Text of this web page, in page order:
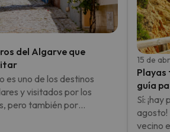
del Algarve que
es uno de los destinos
y visitados por los
pero también por
15 de
guía
Sí:
vecino